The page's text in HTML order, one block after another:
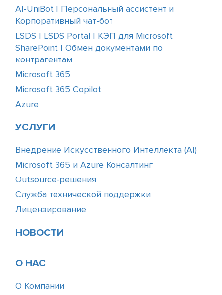
AI-UniBot | Персональный ассистент и
Корпоративный чат-бот
LSDS | LSDS Portal | КЭП для Microsoft
SharePoint | Обмен документами по
контрагентам
Microsoft 365
Microsoft 365 Copilot
Azure
УСЛУГИ
Внедрение Искусственного Интеллекта (АІ)
Microsoft 365 и Azure Консалтинг
Outsource-решения
Служба технической поддержки
Лицензирование
НОВОСТИ
О НАС
О Компании